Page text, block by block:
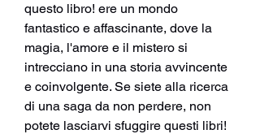
questo libro! ere un mondo
fantastico e affascinante, dove la
magia, l'amore e il mistero si
intrecciano in una storia avvincente
e coinvolgente. Se siete alla ricerca
di una saga da non perdere, non
potete lasciarvi sfuggire questi libri!